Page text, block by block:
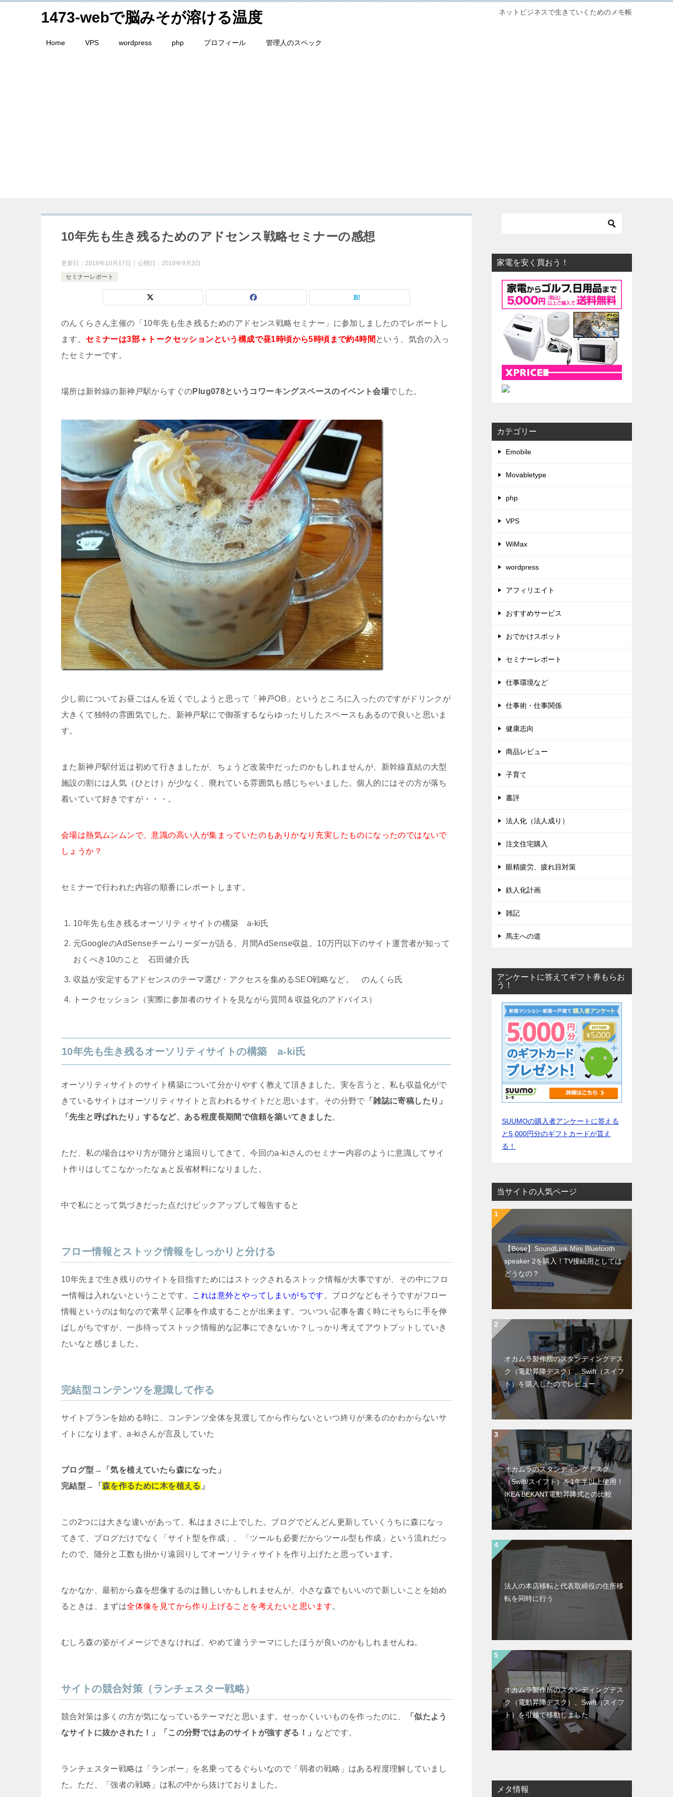
1473-webで脳みそが溶ける温度 ネットビジネスで生きていくためのメモ帳
Home VPS wordpress php プロフィール 管理人のスペック
10年先も生き残るためのアドセンス戦略セミナーの感想
更新日： 2018年10月17日 公開日： 2016年9月3日
セミナーレポート
のんくらさん主催の「10年先も生き残るためのアドセンス戦略セミナー」に参加しましたのでレポートし
ます。 セミナーは3部＋トークセッションという構成で昼1時頃から5時頃まで約4時間 という、気合の入っ
たセミナーです。
場所は新幹線の新神戸駅からすぐのPlug078というコワーキングスペースのイベント会場でした。
少し前についてお昼ごはんを近くでしようと思って「神戸OB」というところに入ったのですがドリンクが
大きくて独特の雰囲気でした。新神戸駅にで御茶するならゆったりしたスペースもあるので良いと思いま
す。
また新神戸駅付近は初めて行きましたが、ちょうど改装中だったのかもしれませんが、新幹線直結の大型
施設の割には人気（ひとけ）が少なく、廃れている雰囲気も感じちゃいました。個人的にはその方が落ち
着いていて好きですが・・・。
会場は熱気ムンムンで、意識の高い人が集まっていたのもありかなり充実したものになったのではないで
しょうか？
セミナーで行われた内容の順番にレポートします。
10年先も生き残るオーソリティサイトの構築 a-ki氏
元GoogleのAdSenseチームリーダーが語る、月間AdSense収益。10万円以下のサイト運営者が知って
おくべき10のこと 石田健介氏
収益が安定するアドセンスのテーマ選び・アクセスを集めるSEO戦略など。 のんくら氏
トークセッション（実際に参加者のサイトを見ながら質問＆収益化のアドバイス）
10年先も生き残るオーソリティサイトの構築 a-ki氏
オーソリティサイトのサイト構築について分かりやすく教えて頂きました。実を言うと、私も収益化がで
きているサイトはオーソリティサイトと言われるサイトだと思います。その分野で 「雑誌に寄稿したり」
「先生と呼ばれたり」するなど、ある程度長期間で信頼を築いてきました。
ただ、私の場合はやり方が随分と遠回りしてきて、今回のa-kiさんのセミナー内容のように意識してサイ
ト作りはしてこなかったなぁと反省材料になりました。
中で私にとって気づきだった点だけピックアップして報告すると
フロー情報とストック情報をしっかりと分ける
10年先まで生き残りのサイトを目指すためにはストックされるストック情報が大事ですが、その中にフロ
ー情報は入れないということです。 これは意外とやってしまいがちです 。ブログなどもそうですがフロー
情報というのは旬なので素早く記事を作成することが出来ます。ついつい記事を書く時にそちらに手を伸
ばしがちですが、一歩待ってストック情報的な記事にできないか？しっかり考えてアウトプットしていき
たいなと感じました。
完結型コンテンツを意識して作る
サイトプランを始める時に、コンテンツ全体を見渡してから作らないといつ終りが来るのかわからないサ
イトになります。a-kiさんが言及していた
ブログ型→「気を植えていたら森になった」
完結型→「 森を作るために木を植える 」
この2つには大きな違いがあって、私はまさに上でした。ブログでどんどん更新していくうちに森になっ
てきて、ブログだけでなく「サイト型を作成」、「ツールも必要だからツール型も作成」という流れだっ
たので、随分と工数も掛かり遠回りしてオーソリティサイトを作り上げたと思っています。
なかなか、最初から森を想像するのは難しいかもしれませんが、小さな森でもいいので新しいことを始め
るときは、まずは全体像を見てから作り上げることを考えたいと思います。
むしろ森の姿がイメージできなければ、やめて違うテーマにしたほうが良いのかもしれませんね。
サイトの競合対策（ランチェスター戦略）
競合対策は多くの方が気になっているテーマだと思います。せっかくいいものを作ったのに、
「似たよう
なサイトに抜かされた！」「この分野ではあのサイトが強すぎる！」 などです。
ランチェスター戦略は「ランボー」を名乗ってるぐらいなので「弱者の戦略」はある程度理解していまし
た。ただ、「強者の戦略」は私の中から抜けておりました。
家電を安く買おう！
カテゴリー
Emobile
Movabletype
php
VPS
WiMax
wordpress
アフィリエイト
おすすめサービス
おでかけスポット
セミナーレポート
仕事環境など
仕事術・仕事関係
健康志向
商品レビュー
子育て
書評
法人化（法人成り）
注文住宅購入
眼精疲労、疲れ目対策
鉄人化計画
雑記
馬主への道
アンケートに答えてギフト券もらお
う！
SUUMOの購入者アンケートに答える
と5,000円分のギフトカードが貰え
る！
当サイトの人気ページ
【Bose】SoundLink Mini Bluetooth
speaker 2を購入！TV接続用としては
どうなの？
オカムラ製作所のスタンディングデス
ク（電動昇降デスク）、Swift（スイフ
ト）を購入したのでレビュー
オカムラのスタンディングデスク
（Swift/スイフト）を1年半以上使用！
IKEA BEKANT電動昇降式との比較
法人の本店移転と代表取締役の住所移
転を同時に行う
オカムラ製作所のスタンディングデス
ク（電動昇降デスク）、Swift（スイフ
ト）を引越で移動しました
メタ情報